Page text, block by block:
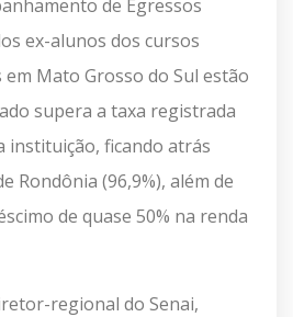
de Egressos
ex-alunos dos cursos
Mato Grosso do Sul estão
supera a taxa registrada
instituição, ficando atrás
Rondônia (96,9%), além de
de quase 50% na renda
regional do Senai,